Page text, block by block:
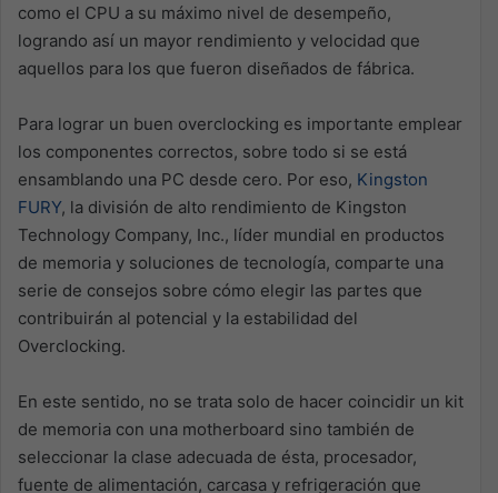
como el CPU a su máximo nivel de desempeño,
logrando así un mayor rendimiento y velocidad que
aquellos para los que fueron diseñados de fábrica.
Para lograr un buen overclocking es importante emplear
los componentes correctos, sobre todo si se está
ensamblando una PC desde cero. Por eso, Kingston
FURY, la división de alto rendimiento de Kingston
Technology Company, Inc., líder mundial en productos
de memoria y soluciones de tecnología, comparte una
serie de consejos sobre cómo elegir las partes que
contribuirán al potencial y la estabilidad del
Overclocking.
En este sentido, no se trata solo de hacer coincidir un kit
de memoria con una motherboard sino también de
seleccionar la clase adecuada de ésta, procesador,
fuente de alimentación, carcasa y refrigeración que